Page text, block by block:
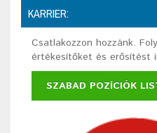
KARRIER:
Csatlakozzon hozzánk.
értékesítőket és erősítést
SZABAD POZÍCIÓK